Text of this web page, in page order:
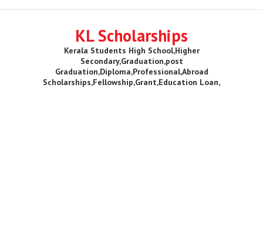
KL Scholarships
Kerala Students High School,Higher
Secondary,Graduation,post
Graduation,Diploma,Professional,Abroad
Scholarships,Fellowship,Grant,Education Loan,